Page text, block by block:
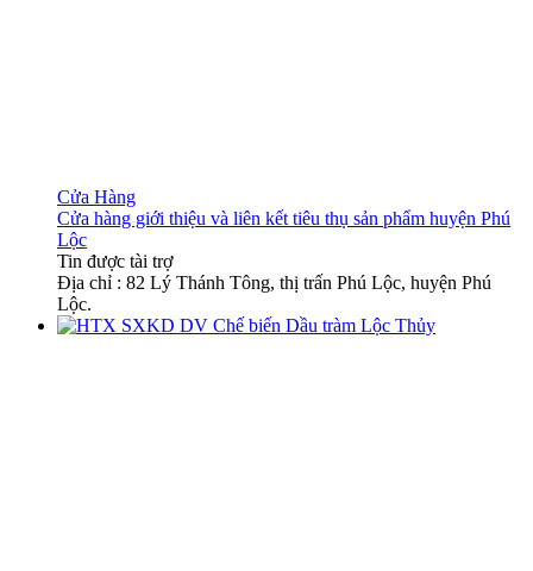
Cửa Hàng
Cửa hàng giới thiệu và liên kết tiêu thụ sản phẩm huyện Phú
Lộc
Tin được tài trợ
Địa chỉ : 82 Lý Thánh Tông, thị trấn Phú Lộc, huyện Phú
Lộc.